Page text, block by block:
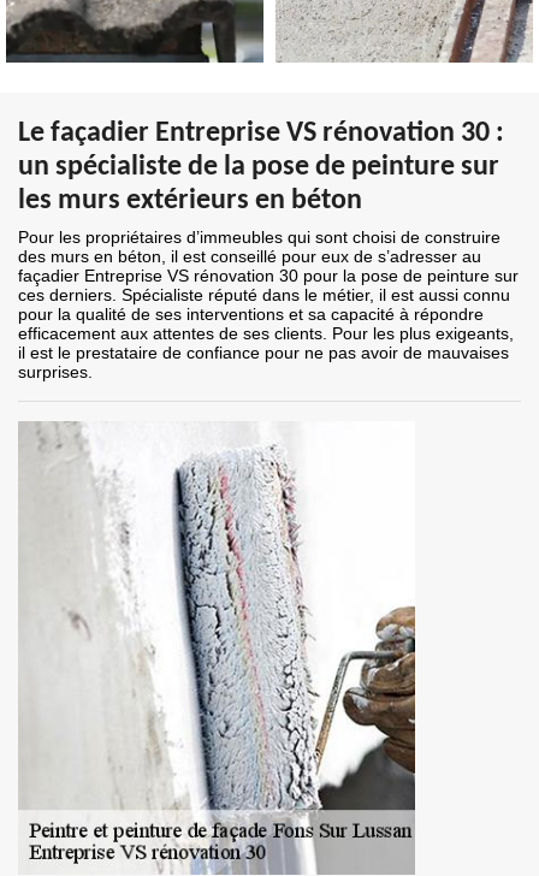
Le façadier Entreprise VS rénovation 30 :
un spécialiste de la pose de peinture sur
les murs extérieurs en béton
Pour les propriétaires d’immeubles qui sont choisi de construire
des murs en béton, il est conseillé pour eux de s’adresser au
façadier Entreprise VS rénovation 30 pour la pose de peinture sur
ces derniers. Spécialiste réputé dans le métier, il est aussi connu
pour la qualité de ses interventions et sa capacité à répondre
efficacement aux attentes de ses clients. Pour les plus exigeants,
il est le prestataire de confiance pour ne pas avoir de mauvaises
surprises.